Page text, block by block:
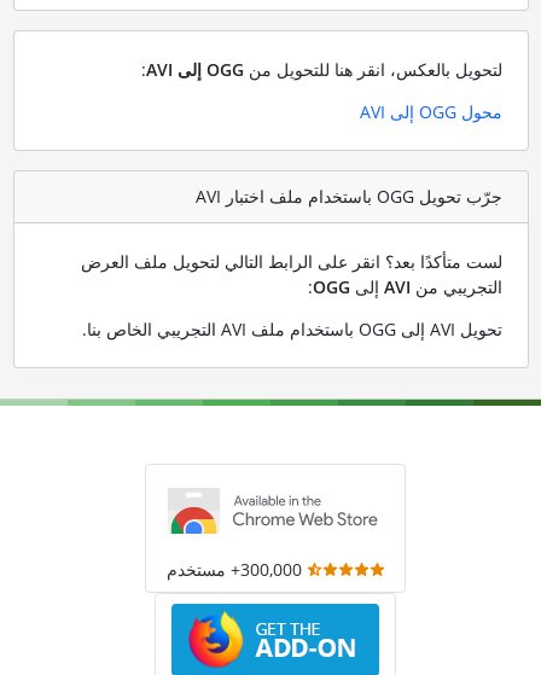
لتحويل بالعكس، انقر هنا للتحويل من OGG إلى AVI
:
محول OGG إلى AVI
جرّب تحويل OGG باستخدام ملف اختبار AVI
لست متأكدًا بعد؟ انقر على الرابط التالي لتحويل ملف العرض
التجريبي من AVIإلى OGG
:
تحويل AVI إلى OGG باستخدام ملف AVI التجريبي الخاص بنا
.
300,000+ مستخدم